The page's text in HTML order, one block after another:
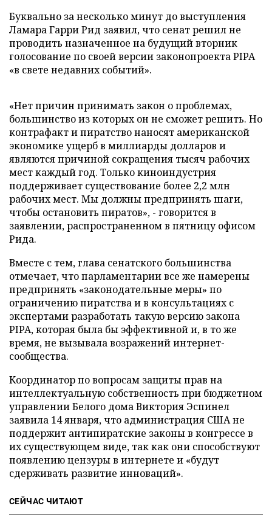
Буквально за несколько минут до выступления
Ламара Гарри Рид заявил, что сенат решил не
проводить назначенное на будущий вторник
голосование по своей версии законопроекта PIPA
«в свете недавних событий».
«Нет причин принимать закон о проблемах,
большинство из которых он не сможет решить. Но
контрафакт и пиратство наносят американской
экономике ущерб в миллиарды долларов и
являются причиной сокращения тысяч рабочих
мест каждый год. Только киноиндустрия
поддерживает существование более 2,2 млн
рабочих мест. Мы должны предпринять шаги,
чтобы остановить пиратов», - говорится в
заявлении, распространенном в пятницу офисом
Рида.
Вместе с тем, глава сенатского большинства
отмечает, что парламентарии все же намерены
предпринять «законодательные меры» по
ограничению пиратства и в консультациях с
экспертами разработать такую версию закона
PIPA, которая была бы эффективной и, в то же
время, не вызывала возражений интернет-
сообщества.
Координатор по вопросам защиты прав на
интеллектуальную собственность при бюджетном
управлении Белого дома Виктория Эспинел
заявила 14 января, что администрация США не
поддержит антипиратские законы в конгрессе в
их существующем виде, так как они способствуют
появлению цензуры в интернете и «будут
сдерживать развитие инноваций».
СЕЙЧАС ЧИТАЮТ